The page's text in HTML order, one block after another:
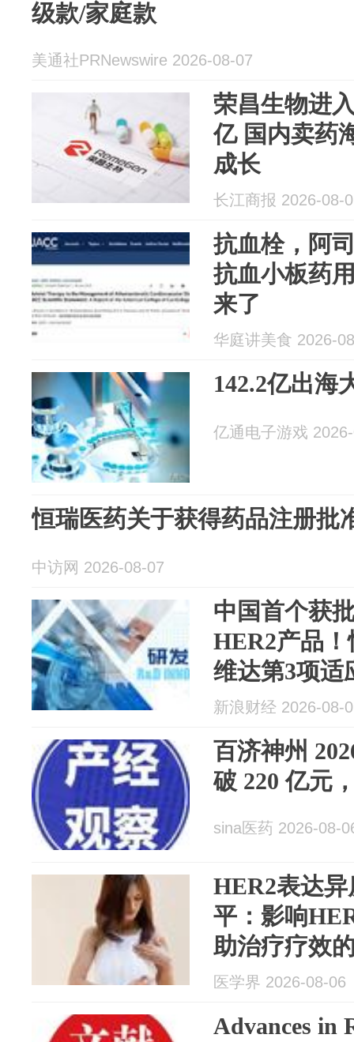
级款/家庭款
美通社PRNewswire 2026-08-07
荣昌生物进
亿 国内卖药
成长
长江商报 2026-08-
抗血栓，阿
抗血小板药
来了
华庭讲美食 2026-
142.2亿出海
亿通电子游戏
恒瑞医药关于获得药品注册批
中访网 2026-08-07
中国首个获
HER2产品
维达第3项适
新浪财经 2026-08-
百济神州
破 220 亿元
sina医药 2026-08-
HER2表达
平：影响
助治疗疗效
素
医学界 2026-08-06
Advances in